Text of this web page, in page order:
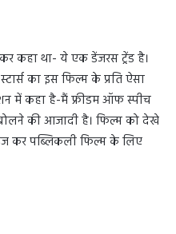
कहा था- ये एक डेंजरस ट्रेंड है।
का इस फिल्म के प्रति ऐसा
में कहा है-मैं फ्रीडम ऑफ स्पीच
की आजादी है। फिल्म को देखे
कर पब्लिकली फिल्म के लिए